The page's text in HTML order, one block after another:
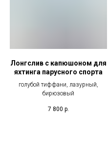
Лонгслив с капюшоном для
яхтинга парусного спорта
голубой тиффани, лазурный,
бирюзовый
7 800 р.